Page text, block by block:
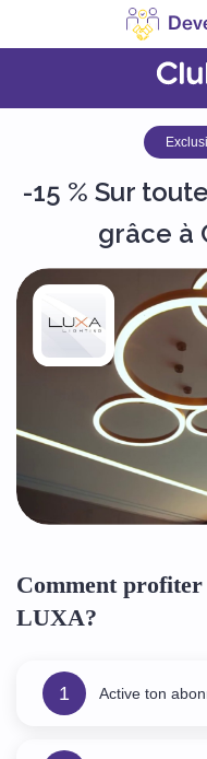
-15 % Sur
grâce à
Comment profiter
LUXA?
1 Active ton